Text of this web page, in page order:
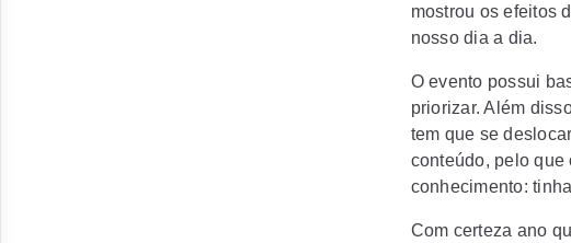
mostrou os efeitos
nosso dia a dia.
O evento possui
priorizar. Além
tem que se
conteúdo, pelo
conhecimento:
Com certeza ano